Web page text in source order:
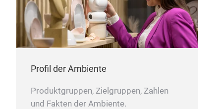
Profil der Ambiente
Produktgruppen, Zielgruppen, Zahlen
und Fakten der Ambiente.